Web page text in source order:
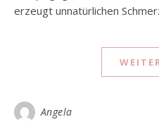
erzeugt unnatürlichen
Angela